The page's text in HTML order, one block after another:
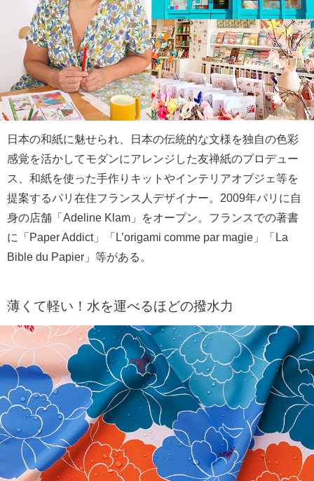
日本の和紙に魅せられ、日本の伝統的な文様を独自の色彩
感覚を活かしてモダンにアレンジした友禅紙のプロデュー
ス、和紙を使った手作りキットやインテリアオブジェ等を
提案するパリ在住フランス人デザイナー。2009年パリに自
身の店舗「Adeline Klam」をオープン。フランスでの著書
に「Paper Addict」「L’origami comme par magie」「La
Bible du Papier」等がある。
薄くて軽い！水を運べるほどの撥水力